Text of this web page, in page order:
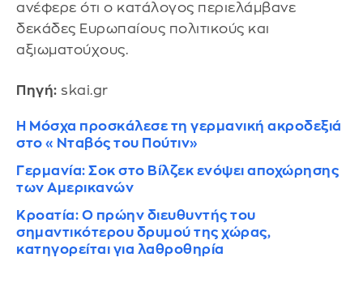
ανέφερε ότι ο κατάλογος περιελάμβανε
δεκάδες Ευρωπαίους πολιτικούς και
αξιωματούχους.
Πηγή: skai.gr
Η Μόσχα προσκάλεσε τη γερμανική ακροδεξιά
στο «Νταβός του Πούτιν»
Γερμανία: Σοκ στο Βίλζεκ ενόψει αποχώρησης
των Αμερικανών
Κροατία: Ο πρώην διευθυντής του
σημαντικότερου δρυμού της χώρας,
κατηγορείται για λαθροθηρία